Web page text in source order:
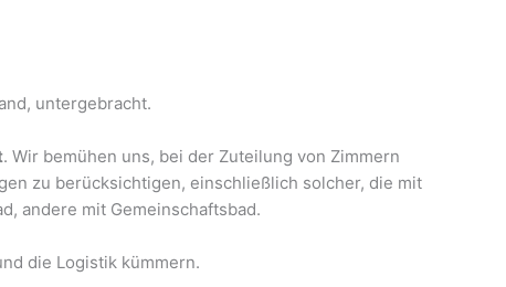
untergebracht.
. Wir bemühen uns, bei der Zuteilung von Zimmern
zu berücksichtigen, einschließlich solcher, die mit
andere mit Gemeinschaftsbad.
die Logistik kümmern.